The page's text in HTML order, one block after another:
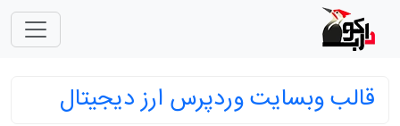
قالب وبسایت وردپرس ارز دیجیتال